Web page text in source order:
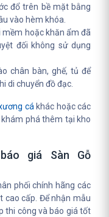
đổ trên bề mặt bằng
vào hèm khóa.
hoặc khăn ẩm đã
đối không sử dụng
chân bàn, ghế, tủ để
di chuyển đồ đạc.
cá khác hoặc các
phá thêm tại kho
giá Sàn Gỗ
phối chính hãng các
cao cấp. Để nhận mẫu
thi công và báo giá tốt